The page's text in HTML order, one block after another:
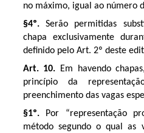
no máximo, igual ao número
§4º. Serão permitidas
chapa exclusivamente
definido pelo Art. 2º deste
Art. 10.
Em havendo
princípio da
preenchimento das vagas
§1º.
Por “representação
método segundo o qual as